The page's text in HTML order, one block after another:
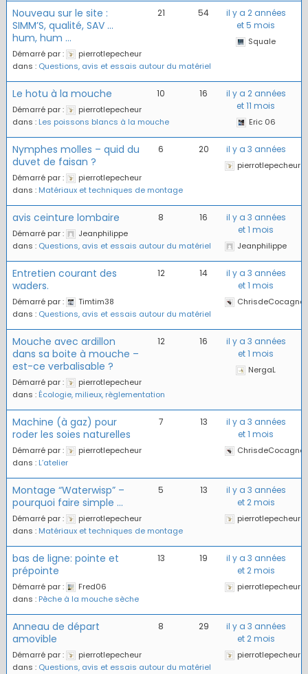
Nouveau sur le site :
SIMM’S, qualité, SAV …
hum, hum …
Démarré par :
pierrotlepecheur
dans : Questions, avis et essais autour du matériel
21 54
il y a 2 années
et 5 mois
Squale
Le hotu à la mouche
Démarré par :
pierrotlepecheur
dans : Les poissons blancs à la mouche
10 16
il y a 2 années
et 11 mois
Eric 06
Nymphes molles – quid du
duvet de faisan ?
Démarré par :
pierrotlepecheur
dans : Matériaux et techniques de montage
6 20 il y a 3 années
pierrotlepecheur
avis ceinture lombaire
Démarré par :
Jeanphilippe
dans : Questions, avis et essais autour du matériel
8 16
il y a 3 années
et 1 mois
Jeanphilippe
Entretien courant des
waders.
Démarré par :
Timtim38
dans : Questions, avis et essais autour du matériel
12 14
il y a 3 années
et 1 mois
ChrisdeCocagne
Mouche avec ardillon
dans sa boite à mouche –
est-ce verbalisable ?
Démarré par :
pierrotlepecheur
dans : Écologie, milieux, règlementation
12 16
il y a 3 années
et 1 mois
NergaL
Machine (à gaz) pour
roder les soies naturelles
Démarré par :
pierrotlepecheur
dans : L’atelier
7 13
il y a 3 années
et 1 mois
ChrisdeCocagne
Montage “Waterwisp” –
pourquoi faire simple …
Démarré par :
pierrotlepecheur
dans : Matériaux et techniques de montage
5 13
il y a 3 années
et 2 mois
pierrotlepecheur
bas de ligne: pointe et
prépointe
Démarré par :
Fred06
dans : Pêche à la mouche sèche
13 19
il y a 3 années
et 2 mois
pierrotlepecheur
Anneau de départ
amovible
Démarré par :
pierrotlepecheur
dans : Questions, avis et essais autour du matériel
8 29
il y a 3 années
et 2 mois
pierrotlepecheur